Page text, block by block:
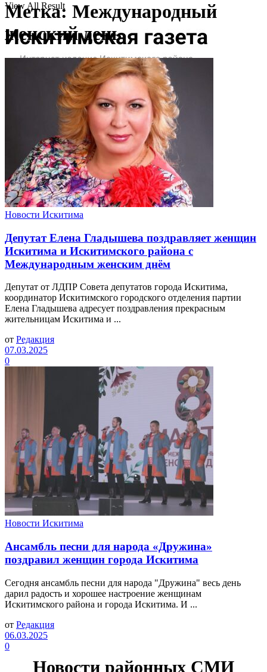
View All Result
Метка: Международный
женский день
Новости Искитима
Депутат Елена Гладышева поздравляет женщин
Искитима и Искитимского района с
Международным женским днём
Депутат от ЛДПР Совета депутатов города Искитима,
координатор Искитимского городского отделения партии
Елена Гладышева адресует поздравления прекрасным
жительницам Искитима и ...
от Редакция
07.03.2025
0
Новости Искитима
Ансамбль песни для народа «Дружина»
поздравил женщин города Искитима
Сегодня ансамбль песни для народа "Дружина" весь день
дарил радость и хорошее настроение женщинам
Искитимского района и города Искитима. И ...
от Редакция
06.03.2025
0